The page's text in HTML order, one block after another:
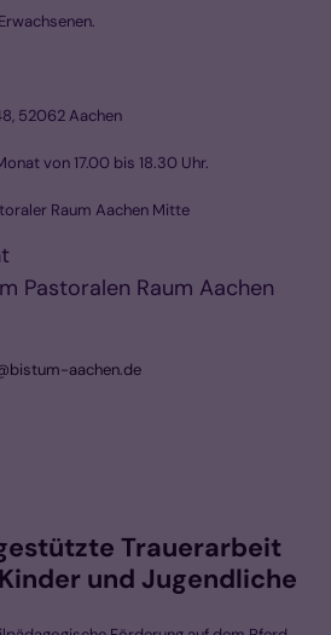
52062 Aachen
von 17.00 bis 18.30 Uhr.
Raum Aachen Mitte
Pastoralen Raum Aachen
aachen.de
Trauerarbeit
Kinder und Jugendliche